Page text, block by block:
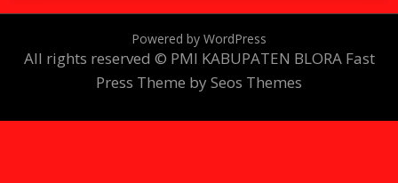
Powered by WordPress
All rights reserved © PMI KABUPATEN BLORA Fast
Press Theme by Seos Themes